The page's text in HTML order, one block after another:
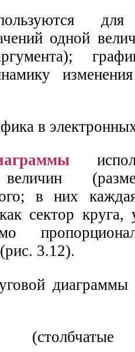
для
одной
в них
сектор круга,
3.12).